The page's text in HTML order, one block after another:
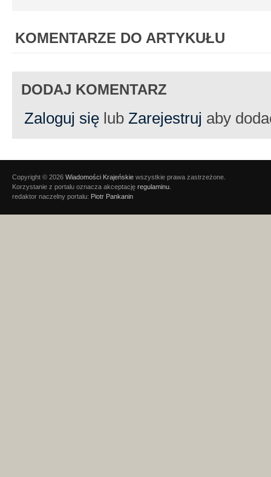
KOMENTARZE DO ARTYKUŁU
DODAJ KOMENTARZ
Zaloguj się lub Zarejestruj aby
Copyright © 2026 Wiadomości Krajeńskie wszystkie prawa zastrzeżone.
Korzystanie z portalu oznacza akceptację regulaminu
redaktor naczelny portalu: Piotr Pankanin